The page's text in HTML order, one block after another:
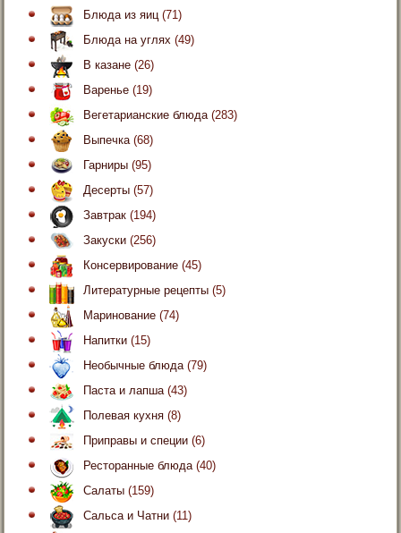
Блюда из яиц(71)
Блюда на углях (49)
В казане (26)
Варенье (19)
Вегетарианские блюда(283)
Выпечка(68)
Гарниры (95)
Десерты (57)
Завтрак (194)
Закуски (256)
Консервирование (45)
Литературные рецепты (5)
Маринование (74)
Напитки (15)
Необычные блюда(79)
Паста и лапша(43)
Полевая кухня (8)
Приправы и специи (6)
Ресторанные блюда(40)
Салаты (159)
Сальса и Чатни (11)